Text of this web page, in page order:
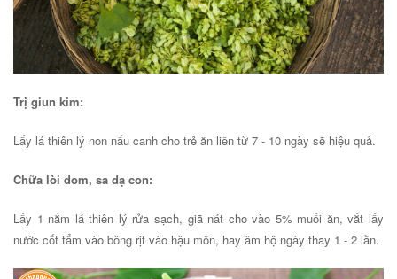
Trị giun kim:
Lấy lá thiên lý non nấu canh cho trẻ ăn liền từ 7 - 10 ngày sẽ hiệu quả.
Chữa lòi dom, sa dạ con:
Lấy 1 nắm lá thiên lý rửa sạch, giã nát cho vào 5% muối ăn, vắt lấy
nước cốt tẩm vào bông rịt vào hậu môn, hay âm hộ ngày thay 1 - 2 lần.